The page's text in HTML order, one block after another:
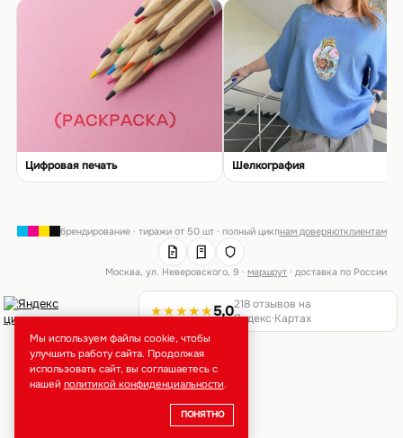
Цифровая печать Шелкография
брендирование · тиражи от 50 шт · полный циклнам доверяютклиентам
Москва, ул. Неверовского, 9 ·маршрут · доставка по России
★★★★★5,0218 отзывов на
Яндекс·Картах
Мы используем файлы cookie, чтобы
улучшить работу сайта. Продолжая
использовать сайт, вы соглашаетесь с
нашей политикой конфиденциальности.
ПОНЯТНО